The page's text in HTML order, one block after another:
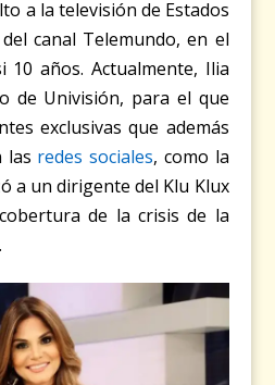
a la televisión de Estados
canal Telemundo, en el
años. Actualmente, Ilia
de Univisión, para el que
exclusivas que además
las redes sociales, como la
a un dirigente del Klu Klux
de la crisis de la